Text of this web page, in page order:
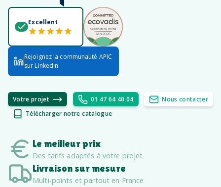
Excellent
Rejoignez la communauté APIC
sur Linkedin
Votre projet 01 47 64 40 04
Nous contacter
Télécharger notre catalogue
Le meilleur prix
Des tarifs adaptés à votre projet
Livraison sur mesure
Multi-points et partout en France